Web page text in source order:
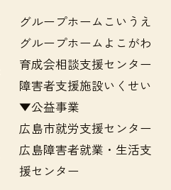
グループホームこいうえ
グループホームよこがわ
育成会相談支援センター
障害者支援施設いくせい
▼公益事業
広島市就労支援センター
広島障害者就業・生活支
援センター